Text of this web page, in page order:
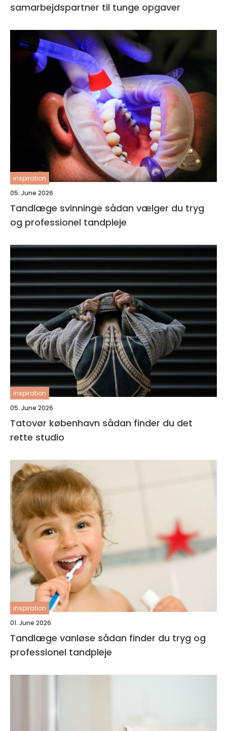
samarbejdspartner til tunge opgaver
inspiration
05. June 2026
Tandlæge svinninge sådan vælger du tryg
og professionel tandpleje
inspiration
05. June 2026
Tatovør københavn sådan finder du det
rette studio
inspiration
01. June 2026
Tandlæge vanløse sådan finder du tryg og
professionel tandpleje